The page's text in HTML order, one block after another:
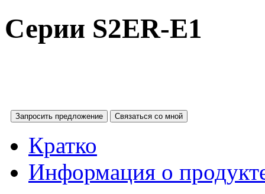
Серии S2ER-E1
Запросить предложение Связаться со мной
Кратко
Информация о